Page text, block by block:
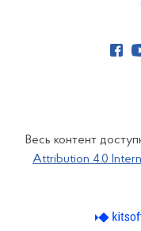
Весь контент
Attribution 4.0